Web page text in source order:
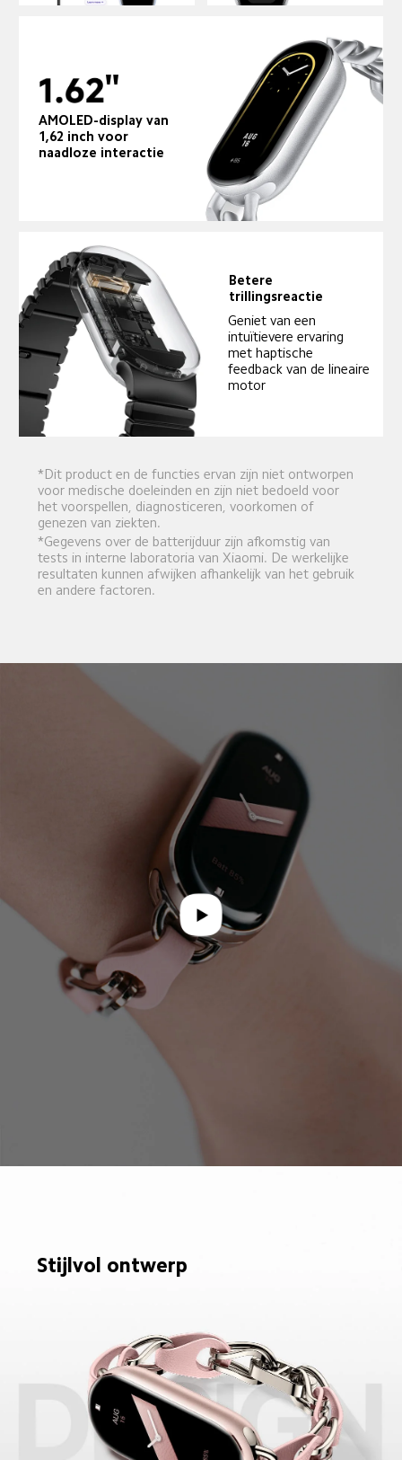
AMOLED-display van
1,62 inch voor
naadloze interactie
Betere
trillingsreactie
Geniet van een
intuïtievere ervaring
met haptische
feedback van de lineaire
motor
*Dit product en de functies ervan zijn niet ontworpen
voor medische doeleinden en zijn niet bedoeld voor
het voorspellen, diagnosticeren, voorkomen of
genezen van ziekten.
*Gegevens over de batterijduur zijn afkomstig van
tests in interne laboratoria van Xiaomi. De werkelijke
resultaten kunnen afwijken afhankelijk van het gebruik
en andere factoren.
Stijlvol ontwerp